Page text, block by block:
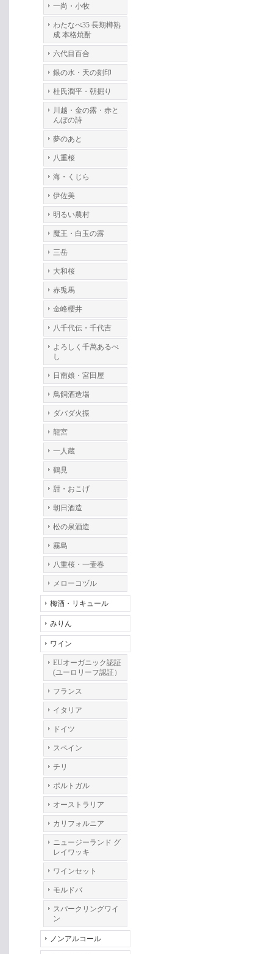
一尚・小牧
わたなべ35 長期樽熟
成 本格焼酎
六代目百合
銀の水・天の刻印
杜氏潤平・朝掘り
川越・金の露・赤と
んぼの詩
夢のあと
八重桜
海・くじら
伊佐美
明るい農村
魔王・白玉の露
三岳
大和桜
赤兎馬
金峰櫻井
八千代伝・千代吉
よろしく千萬あるべ
し
日南娘・宮田屋
鳥飼酒造場
ダバダ火振
龍宮
一人蔵
鶴見
甜・おこげ
朝日酒造
松の泉酒造
霧島
八重桜・一壷春
メローコヅル
梅酒・リキュール
みりん
ワイン
EUオーガニック認証
(ユーロリーフ認証）
フランス
イタリア
ドイツ
スペイン
チリ
ポルトガル
オーストラリア
カリフォルニア
ニュージーランド グ
レイワッキ
ワインセット
モルドバ
スパークリングワイ
ン
ノンアルコール